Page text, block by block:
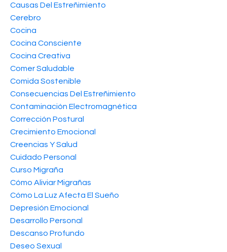
Causas Del Estreñimiento
Cerebro
Cocina
Cocina Consciente
Cocina Creativa
Comer Saludable
Comida Sostenible
Consecuencias Del Estreñimiento
Contaminación Electromagnética
Corrección Postural
Crecimiento Emocional
Creencias Y Salud
Cuidado Personal
Curso Migraña
Cómo Aliviar Migrañas
Cómo La Luz Afecta El Sueño
Depresión Emocional
Desarrollo Personal
Descanso Profundo
Deseo Sexual